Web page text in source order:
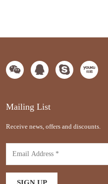
Mailing List
Receive news, offers and discounts.